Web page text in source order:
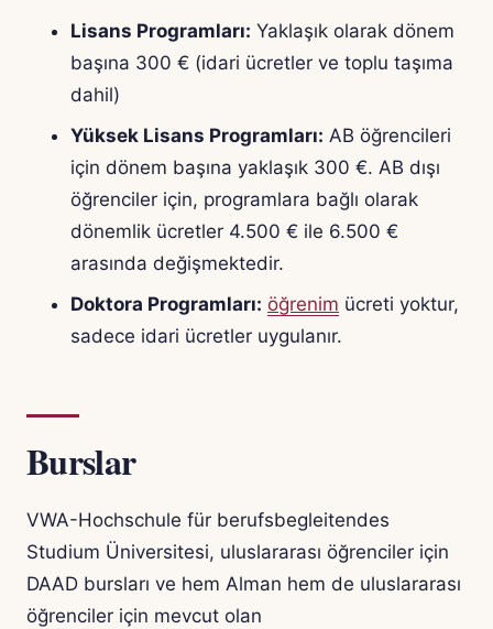
Lisans Programları: Yaklaşık olarak dönem
başına 300 € (idari ücretler ve toplu taşıma
dahil)
Yüksek Lisans Programları: AB öğrencileri
için dönem başına yaklaşık 300 €. AB dışı
öğrenciler için, programlara bağlı olarak
dönemlik ücretler 4.500 € ile 6.500 €
arasında değişmektedir.
Doktora Programları: öğrenim ücreti yoktur,
sadece idari ücretler uygulanır.
Burslar
VWA-Hochschule für berufsbegleitendes
Studium Üniversitesi, uluslararası öğrenciler için
DAAD bursları ve hem Alman hem de uluslararası
öğrenciler için mevcut olan